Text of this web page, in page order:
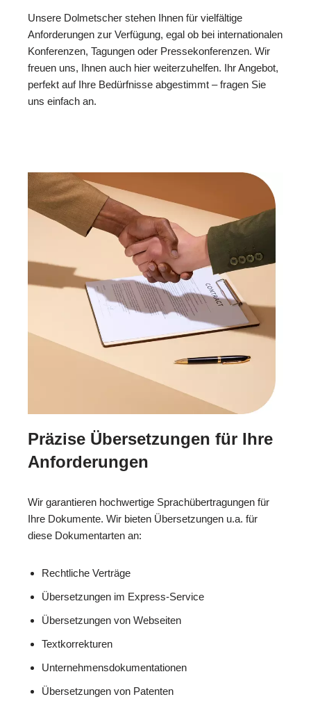
Unsere Dolmetscher stehen Ihnen für vielfältige
Anforderungen zur Verfügung, egal ob bei internationalen
Konferenzen, Tagungen oder Pressekonferenzen. Wir
freuen uns, Ihnen auch hier weiterzuhelfen. Ihr Angebot,
perfekt auf Ihre Bedürfnisse abgestimmt – fragen Sie
uns einfach an.
Präzise Übersetzungen für Ihre
Anforderungen
Wir garantieren hochwertige Sprachübertragungen für
Ihre Dokumente. Wir bieten Übersetzungen u.a. für
diese Dokumentarten an:
Rechtliche Verträge
Übersetzungen im Express-Service
Übersetzungen von Webseiten
Textkorrekturen
Unternehmensdokumentationen
Übersetzungen von Patenten